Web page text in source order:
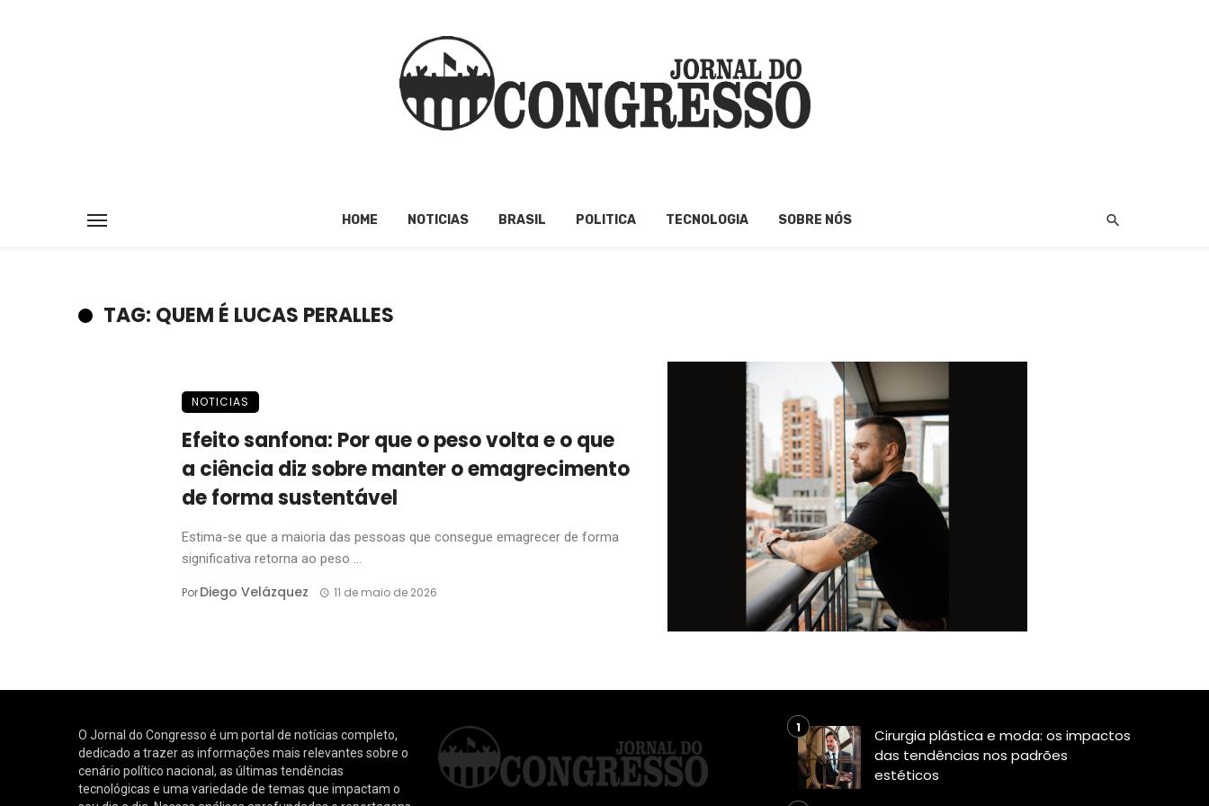
HOME NOTICIAS BRASIL POLITICA TECNOLOGIA SOBRE NÓS
TAG: QUEM É LUCAS PERALLES
NOTICIAS
Efeito sanfona: Por que o peso volta e o que
a ciência diz sobre manter o emagrecimento
de forma sustentável
Estima-se que a maioria das pessoas que consegue emagrecer de forma
significativa retorna ao peso ...
PorDiego Velázquez 11 de maio de 2026
O Jornal do Congresso é um portal de notícias completo,
dedicado a trazer as informações mais relevantes sobre o
cenário político nacional, as últimas tendências
tecnológicas e uma variedade de temas que impactam o
Cirurgia plástica e moda: os impactos
das tendências nos padrões
estéticos